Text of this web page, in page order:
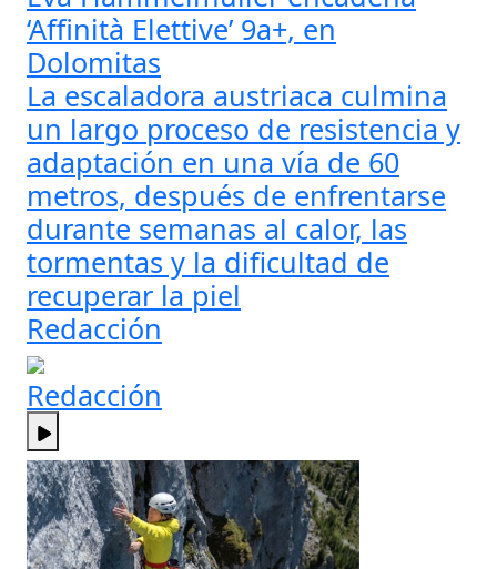
‘Affinità Elettive’ 9a+, en
Dolomitas
La escaladora austriaca culmina
un largo proceso de resistencia y
adaptación en una vía de 60
metros, después de enfrentarse
durante semanas al calor, las
tormentas y la dificultad de
recuperar la piel
Redacción
Redacción